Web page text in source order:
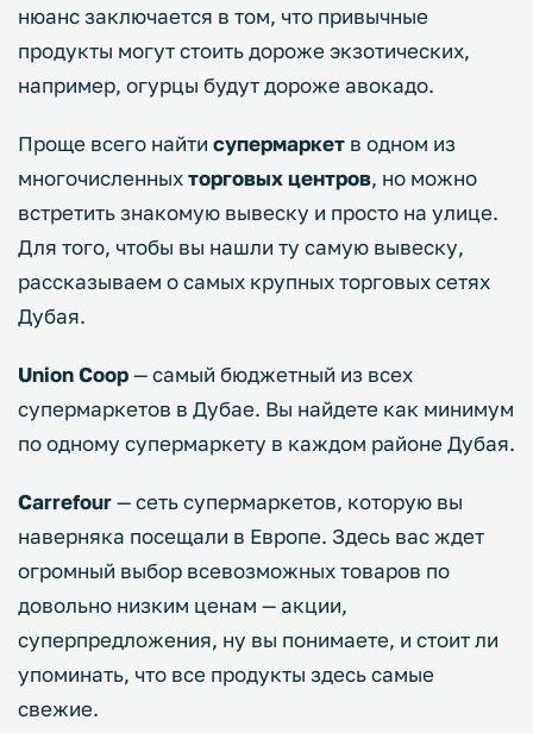
нюанс заключается в том, что привычные
продукты могут стоить дороже экзотических,
например, огурцы будут дороже авокадо.
Проще всего найти супермаркет в одном из
многочисленныхторговых центров, но можно
встретить знакомую вывеску и просто на улице.
Для того, чтобы вы нашли ту самую вывеску,
рассказываем о самых крупных торговых сетях
Дубая.
Union Coop— самый бюджетный из всех
супермаркетов в Дубае. Вы найдете как минимум
по одному супермаркету в каждом районе Дубая.
Carrefour— сеть супермаркетов, которую вы
наверняка посещали в Европе. Здесь вас ждет
огромный выбор всевозможных товаров по
довольно низким ценам — акции,
суперпредложения, ну вы понимаете, и стоит ли
упоминать, что все продукты здесь самые
свежие.